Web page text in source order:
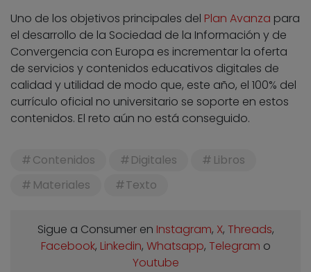
Uno de los objetivos principales del Plan Avanza para
el desarrollo de la Sociedad de la Información y de
Convergencia con Europa es incrementar la oferta
de servicios y contenidos educativos digitales de
calidad y utilidad de modo que, este año, el 100% del
currículo oficial no universitario se soporte en estos
contenidos. El reto aún no está conseguido.
Contenidos Digitales
Libros
Materiales
Texto
Sigue a Consumer en Instagram, X, Threads,
Facebook, Linkedin, Whatsapp, Telegram o
Youtube